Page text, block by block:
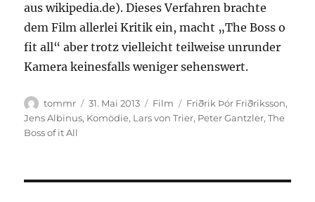
aus wikipedia.de). Dieses Verfahren brachte
dem Film allerlei Kritik ein, macht „The Boss o
fit all“ aber trotz vielleicht teilweise unrunder
Kamera keinesfalls weniger sehenswert.
Autor
tommr
Veröffentlicht
am
31. Mai 2013 Kategorien
Film Schlagwörter
Friðrik Þór Friðriksson,
Jens Albinus, Komödie, Lars von Trier, Peter Gantzler,The
Boss of it All